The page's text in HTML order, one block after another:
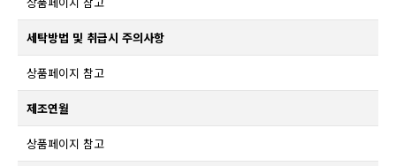
세탁방법 및 취급시 주의사항
상품페이지 참고
제조연월
상품페이지 참고